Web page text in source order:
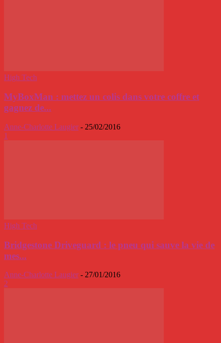
High Tech
MyBoxMan : mettez un colis dans votre coffre et
gagnez de...
Anne-Charlotte Laugier - 25/02/2016
1
High Tech
Bridgestone Driveguard : le pneu qui sauve la vie de
mes...
Anne-Charlotte Laugier - 27/01/2016
2